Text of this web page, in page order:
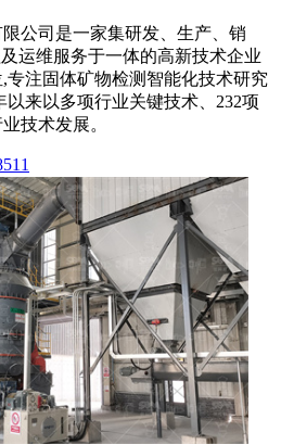
公司是一家集研发、生产、销
运维服务于一体的高新技术企业
专注固体矿物检测智能化技术研究
以来以多项行业关键技术、232项
技术发展。